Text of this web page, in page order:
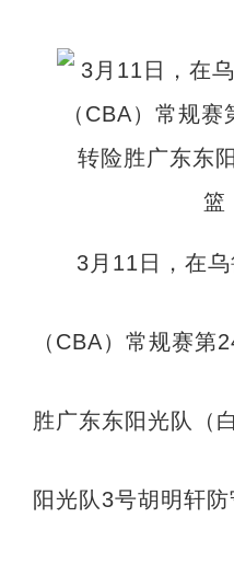
3月11日，在
（CBA）常规赛
胜广东东阳光队（
阳光队3号胡明轩